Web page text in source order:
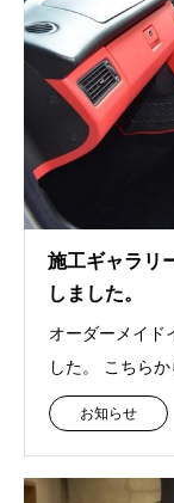
施工ギャラリ
しました。
オーダーメイド
した。 こちらか
お知らせ